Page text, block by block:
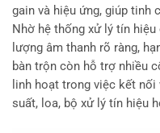
gain và hiệu ứng, giúp tinh
Nhờ hệ thống xử lý tín
lượng âm thanh rõ ràng,
bàn trộn còn hỗ trợ nhiều
linh hoạt trong việc kết
suất, loa, bộ xử lý tín hiệu